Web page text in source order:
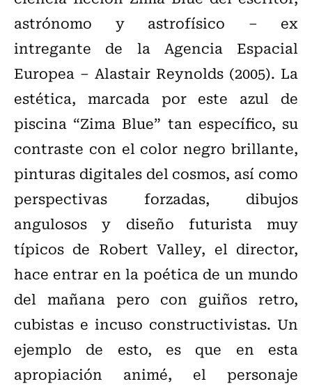
astrónomo y astrofísico – ex
intregante de la Agencia Espacial
Europea – Alastair Reynolds (2005). La
estética, marcada por este azul de
piscina “Zima Blue” tan específico, su
contraste con el color negro brillante,
pinturas digitales del cosmos, así como
perspectivas forzadas, dibujos
angulosos y diseño futurista muy
típicos de Robert Valley, el director,
hace entrar en la poética de un mundo
del mañana pero con guiños retro,
cubistas e incuso constructivistas. Un
ejemplo de esto, es que en esta
apropiación animé, el personaje